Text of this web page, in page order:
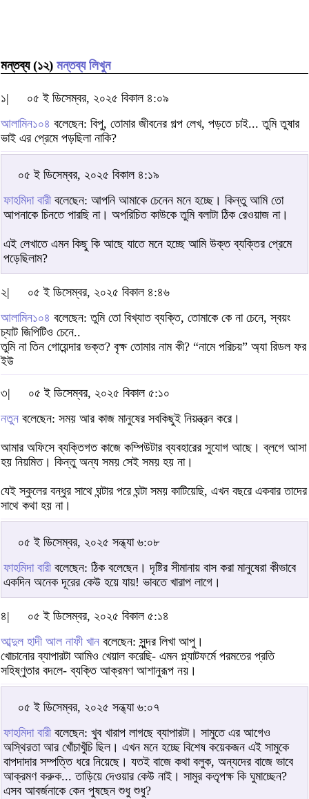
মন্তব্য (১২) মন্তব্য লিখুন
১|
০৫ ই ডিসেম্বর, ২০২৫ বিকাল ৪:০৯
আলামিন১০৪ বলেছেন: বিপু, তোমার জীবনের গল্প লেখ, পড়তে চাই... তুমি তুষার
ভাই এর প্রেমে পড়ছিলা নাকি?
০৫ ই ডিসেম্বর, ২০২৫ বিকাল ৪:১৯
ফাহমিদা বারীবলেছেন: আপনি আমাকে চেনেন মনে হচ্ছে। কিন্তু আমি তো
আপনাকে চিনতে পারছি না। অপরিচিত কাউকে তুমি বলাটা ঠিক রেওয়াজ না।
এই লেখাতে এমন কিছু কি আছে যাতে মনে হচ্ছে আমি উক্ত ব্যক্তির প্রেমে
পড়েছিলাম?
২|
০৫ ই ডিসেম্বর, ২০২৫ বিকাল ৪:৪৬
আলামিন১০৪ বলেছেন: তুমি তো বিখ্যাত ব্যক্তি, তোমাকে কে না চেনে, স্বয়ং
চ্যাট জিপিটিও চেনে..
তুমি না তিন গোয়েন্দার ভক্ত? বৃক্ষ তোমার নাম কী? “নামে পরিচয়” অ্যা রিডল ফর
ইউ
৩|
০৫ ই ডিসেম্বর, ২০২৫ বিকাল ৫:১০
নতুন বলেছেন: সময় আর কাজ মানুষের সবকিছুই নিয়ন্ত্রন করে।
আমার অফিসে ব্যক্তিগত কাজে কম্পিউটার ব্যবহারের সুযোগ আছে। ব্লগে আসা
হয় নিয়মিত। কিন্তু অন্য সময় সেই সময় হয় না।
যেই স্কুলের বন্ধুর সাথে ঘন্টার পরে ঘন্টা সময় কাটিয়েছি, এখন বছরে একবার তাদের
সাথে কথা হয় না।
০৫ ই ডিসেম্বর, ২০২৫ সন্ধ্যা ৬:০৮
ফাহমিদা বারীবলেছেন: ঠিক বলেছেন। দৃষ্টির সীমানায় বাস করা মানুষেরা কীভাবে
একদিন অনেক দূরের কেউ হয়ে যায়! ভাবতে খারাপ লাগে।
৪|
০৫ ই ডিসেম্বর, ২০২৫ বিকাল ৫:১৪
আব্দুল হাদী আল নাফী খান বলেছেন: সুন্দর লিখা আপু।
খোচানোর ব্যাপারটা আমিও খেয়াল করেছি- এমন প্ল্যাটফর্মে পরমতের প্রতি
সহিষ্ণুতার বদলে- ব্যক্তি আক্রমণ আশানুরূপ নয়।
০৫ ই ডিসেম্বর, ২০২৫ সন্ধ্যা ৬:০৭
ফাহমিদা বারীবলেছেন: খুব খারাপ লাগছে ব্যাপারটা। সামুতে এর আগেও
অস্থিরতা আর খোঁচাখুঁচি ছিল। এখন মনে হচ্ছে বিশেষ কয়েকজন এই সামুকে
বাপদাদার সম্পত্তি ধরে নিয়েছে। যতই বাজে কথা বলুক, অন্যদের বাজে ভাবে
আক্রমণ করুক... তাড়িয়ে দেওয়ার কেউ নাই। সামুর কতৃপক্ষ কি ঘুমাচ্ছেন?
এসব আবর্জনাকে কেন পুষছেন শুধু শুধু?